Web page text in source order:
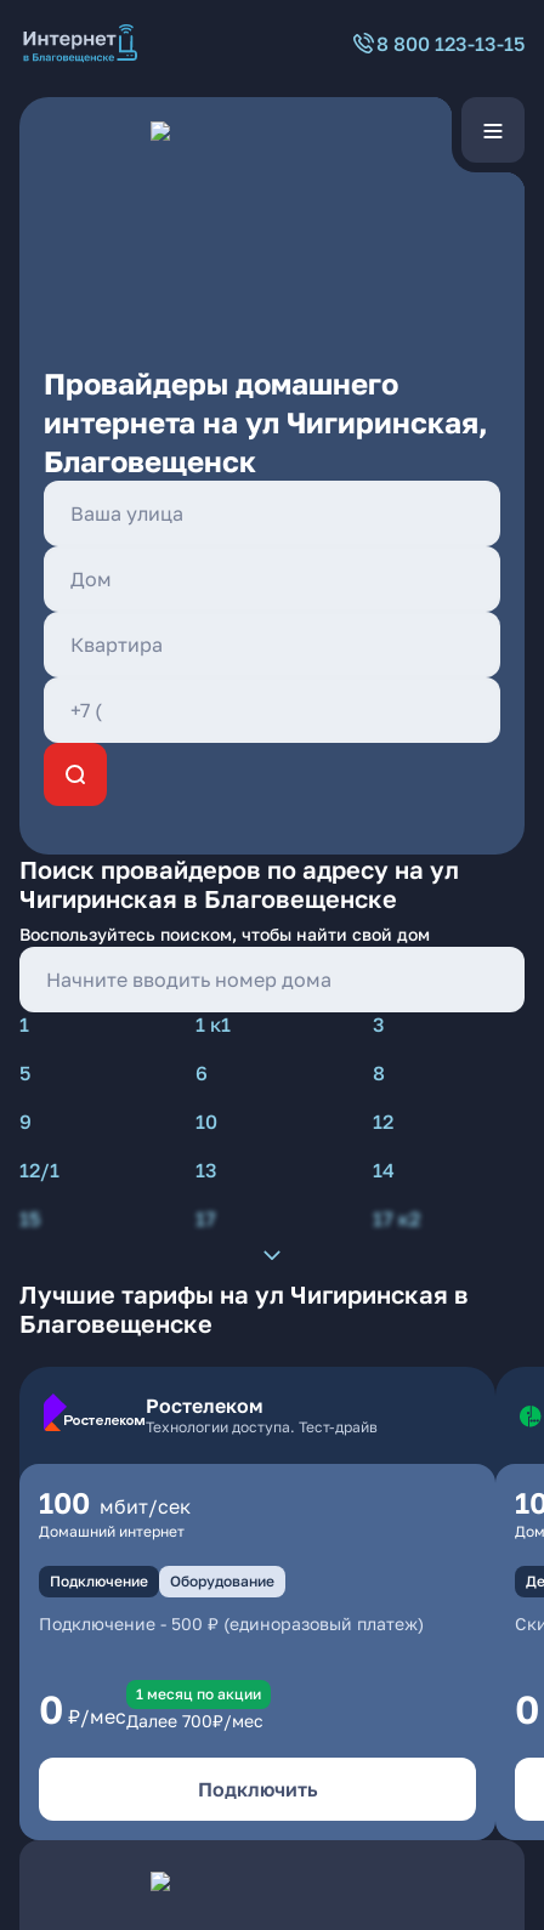
8 800 123-13-15
Провайдеры домашнего
интернета на ул Чигиринская,
Благовещенск
Поиск провайдеров по адресу на ул
Чигиринская в Благовещенске
Воспользуйтесь поиском, чтобы найти свой дом
1 1 к1
3
5
6
8
9
10
12
12/1
13
14
15
17 17 к2
Лучшие тарифы на ул Чигиринская в
Благовещенске
Ростелеком
Технологии доступа. Тест-драйв
100 мбит/сек
Домашний интернет
Подключение Оборудование
Подключение - 500 ₽ (единоразовый платеж)
0 ₽/мес
1 месяц по акции
Далее 700₽/мес
Подключить
0